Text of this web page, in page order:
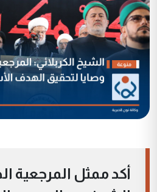
أكد ممثل المرجعية